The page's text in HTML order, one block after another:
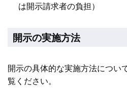
は開示請求者の負担）
開示の実施方法
開示の具体的な実施方法につい
覧ください。